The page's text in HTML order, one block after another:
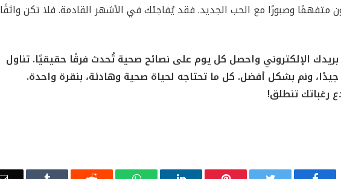
متفهمًا وصبورًا مع الحب الجديد. فقد يُفاجئك في الأشهر القادمة. فلا تكن واثقًا
الإلكتروني واحصل كل يوم على نصائح صحية تُحدث فرقًا حقيقيًا. تناول
ونم بشكل أفضل. كل ما تحتاجه لحياة صحية وهادئة، بنقرة واحدة.
رغباتك تنطلق!